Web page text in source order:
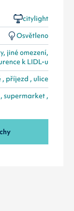
citylight
Osvětleno
jiné omezení,
k LIDL-u
, příjezd , ulice
supermarket ,